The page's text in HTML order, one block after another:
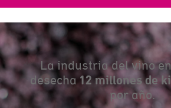
La industria del vino
desecha12 millones de
por año.